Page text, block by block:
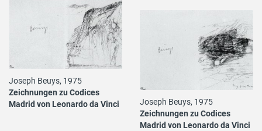
Joseph Beuys, 1975
Zeichnungen zu Codices
Madrid von Leonardo da Vinci
Joseph Beuys, 1975
Zeichnungen zu Codices
Madrid von Leonardo da Vinci